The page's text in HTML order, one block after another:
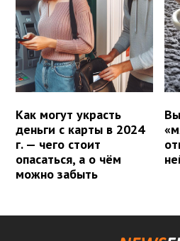
Как могут украсть
деньги с карты в 2024
г. — чего стоит
опасаться, а о чём
можно забыть